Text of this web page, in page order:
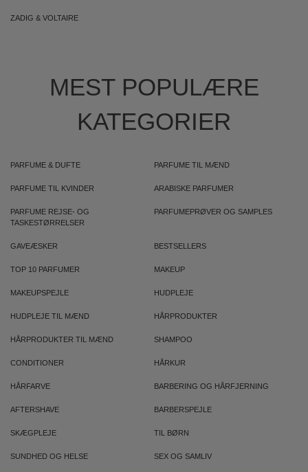
ZADIG & VOLTAIRE
MEST POPULÆRE
KATEGORIER
PARFUME & DUFTE PARFUME TIL MÆND
PARFUME TIL KVINDER ARABISKE PARFUMER
PARFUME REJSE- OG
TASKESTØRRELSER
PARFUMEPRØVER OG SAMPLES
GAVEÆSKER BESTSELLERS
TOP 10 PARFUMER MAKEUP
MAKEUPSPEJLE HUDPLEJE
HUDPLEJE TIL MÆND HÅRPRODUKTER
HÅRPRODUKTER TIL MÆND SHAMPOO
CONDITIONER HÅRKUR
HÅRFARVE BARBERING OG HÅRFJERNING
AFTERSHAVE BARBERSPEJLE
SKÆGPLEJE TIL BØRN
SUNDHED OG HELSE SEX OG SAMLIV